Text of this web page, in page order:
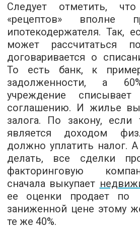
Следует отметить,
«рецептов» вполне
ипотекодержателя. Так,
может рассчитаться
договаривается о
То есть банк, к
задолженности, а
учреждение
соглашению. И жилье
залога. По закону, если
является доходом
должно уплатить налог.
делать, все сделки
факторинговую
сначала выкупает
ее оценки продает по
заниженной цене этому
те же 40%.